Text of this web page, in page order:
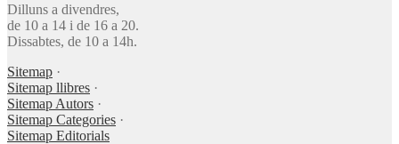
Dilluns a divendres,
de 10 a 14 i de 16 a 20.
Dissabtes, de 10 a 14h.
Sitemap ·
Sitemap llibres ·
Sitemap Autors ·
Sitemap Categories ·
Sitemap Editorials